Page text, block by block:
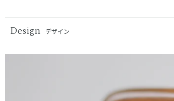
Design デザイン